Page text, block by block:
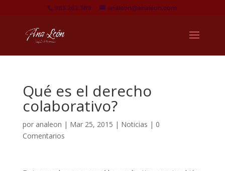
983 262 389 analeon@analeon.com
Qué es el derecho
colaborativo?
por analeon | Mar 25, 2015 | Noticias | 0
Comentarios